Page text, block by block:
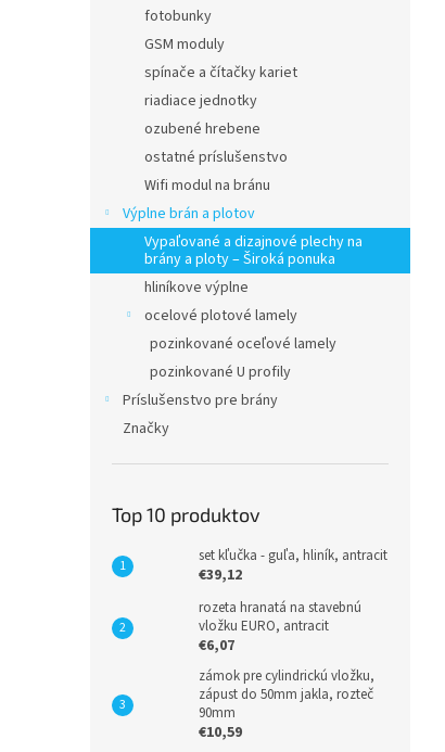
fotobunky
GSM moduly
spínače a čítačky kariet
riadiace jednotky
ozubené hrebene
ostatné príslušenstvo
Wifi modul na bránu
Výplne brán a plotov
Vypaľované a dizajnové plechy na
brány a ploty – Široká ponuka
hliníkove výplne
ocelové plotové lamely
pozinkované oceľové lamely
pozinkované U profily
Príslušenstvo pre brány
Značky
Top 10 produktov
set kľučka - guľa, hliník, antracit
€39,12
rozeta hranatá na stavebnú
vložku EURO, antracit
€6,07
zámok pre cylindrickú vložku,
zápust do 50mm jakla, rozteč
90mm
€10,59